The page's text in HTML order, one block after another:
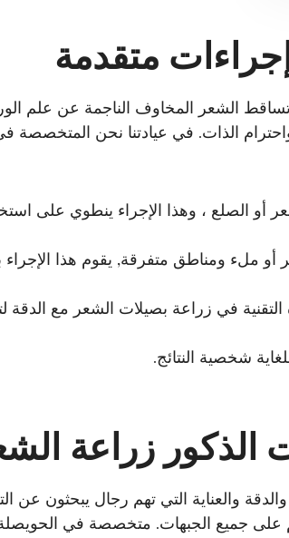
متقدمة
الشعر المخاوف الناجمة عن علم
أو الصلع ، وهذا الإجراء ينطوي على
ملء ومناطق متفرقة, يقوم هذا الإجراء
التقنية في زراعة بصيلات الشعر مع
والعناية التي تهم رجال يبحثون عن
جميع الجبهات. متخصصة في